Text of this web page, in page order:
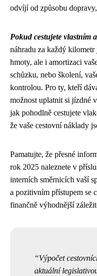
odvíjí od způsobu
Pokud cestujete vlastním
náhradu za každý
hmoty, ale i amortizaci
schůzku, nebo školení,
kontrolou. Pro ty, kteří
možnost uplatnit si jízdné
jak pohodlně cestujete
že vaše cestovní náklady
Pamatujte, že přesné
rok 2025 naleznete v
interních směrnicích vaší
a pozitivním přístupem se
finančně výhodnější
Výpočet
aktuální